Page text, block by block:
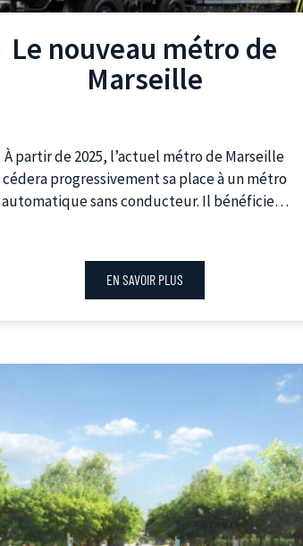
Le nouveau métro de
Marseille
À partir de 2025, l’actuel métro de Marseille
cédera progressivement sa place à un métro
automatique sans conducteur. Il bénéficiera
des voyageurs.
EN SAVOIR PLUS